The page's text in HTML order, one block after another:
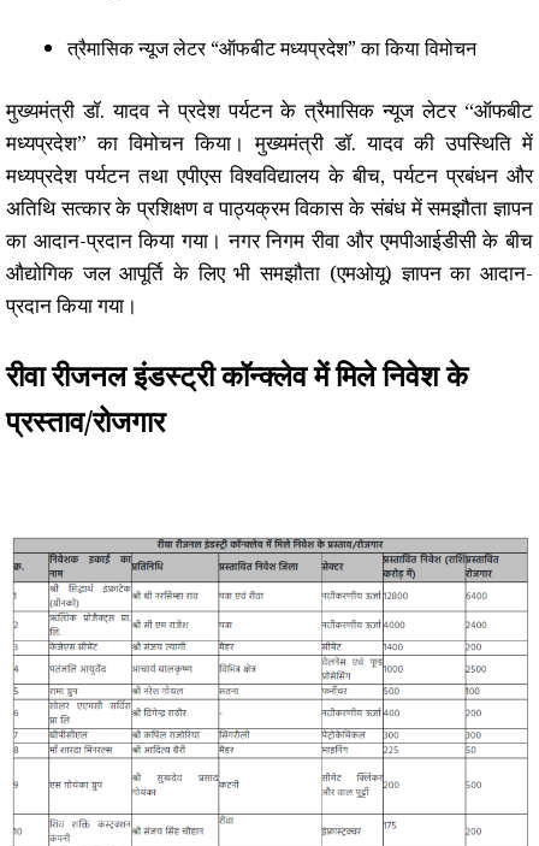
त्रैमासिक न्यूज लेटर “ऑफबीट मध्यप्रदेश” का किया विमोचन
मुख्यमंत्री डॉ. यादव ने प्रदेश पर्यटन के त्रैमासिक न्यूज लेटर “ऑफबीट
मध्यप्रदेश” का विमोचन किया। मुख्यमंत्री डॉ. यादव की उपस्थिति में
मध्यप्रदेश पर्यटन तथा एपीएस विश्वविद्यालय के बीच, पर्यटन प्रबंधन और
अतिथि सत्कार के प्रशिक्षण व पाठ्यक्रम विकास के संबंध में समझौता ज्ञापन
का आदान-प्रदान किया गया। नगर निगम रीवा और एमपीआईडीसी के बीच
औद्योगिक जल आपूर्ति के लिए भी समझौता (एमओयू) ज्ञापन का आदान-
प्रदान किया गया।
रीवा रीजनल इंडस्ट्री कॉन्क्लेव में मिले निवेश के
प्रस्ताव/रोजगार